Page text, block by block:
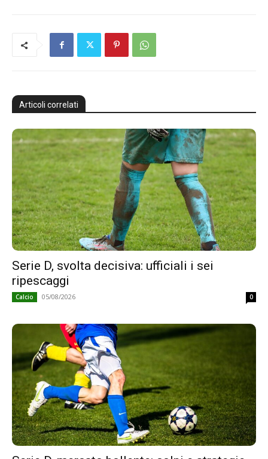
Articoli correlati
Serie D, svolta decisiva: ufficiali i sei
ripescaggi
Calcio 05/08/2026 0